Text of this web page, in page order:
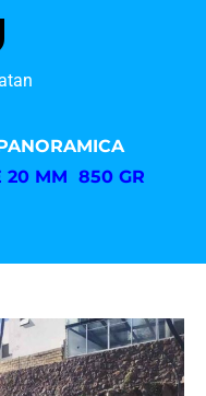
20 MM 850 GR